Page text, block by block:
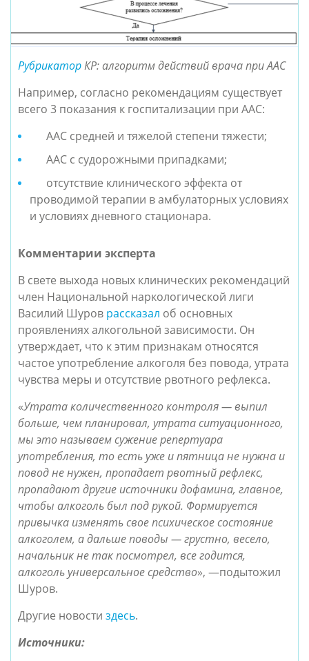
РубрикаторКР: алгоритм действий врача при ААС
Например, согласно рекомендациям существует
всего 3 показания к госпитализации при ААС:
ААС средней и тяжелой степени тяжести;
ААС с судорожными припадками;
отсутствие клинического эффекта от
проводимой терапии в амбулаторных условиях
и условиях дневного стационара.
Комментарии эксперта
В свете выхода новых клинических рекомендаций
член Национальной наркологической лиги
Василий Шуров рассказал об основных
проявлениях алкогольной зависимости. Он
утверждает, что к этим признакам относятся
частое употребление алкоголя без повода, утрата
чувства меры и отсутствие рвотного рефлекса.
«Утрата количественного контроля — выпил
больше, чем планировал, утрата ситуационного,
мы это называем сужение репертуара
употребления, то есть уже и пятница не нужна и
повод не нужен, пропадает рвотный рефлекс,
пропадают другие источники дофамина, главное,
чтобы алкоголь был под рукой. Формируется
привычка изменять свое психическое состояние
алкоголем, а дальше поводы — грустно, весело,
начальник не так посмотрел, все годится,
алкоголь универсальное средство», —подытожил
Шуров.
Другие новости здесь.
Источники: